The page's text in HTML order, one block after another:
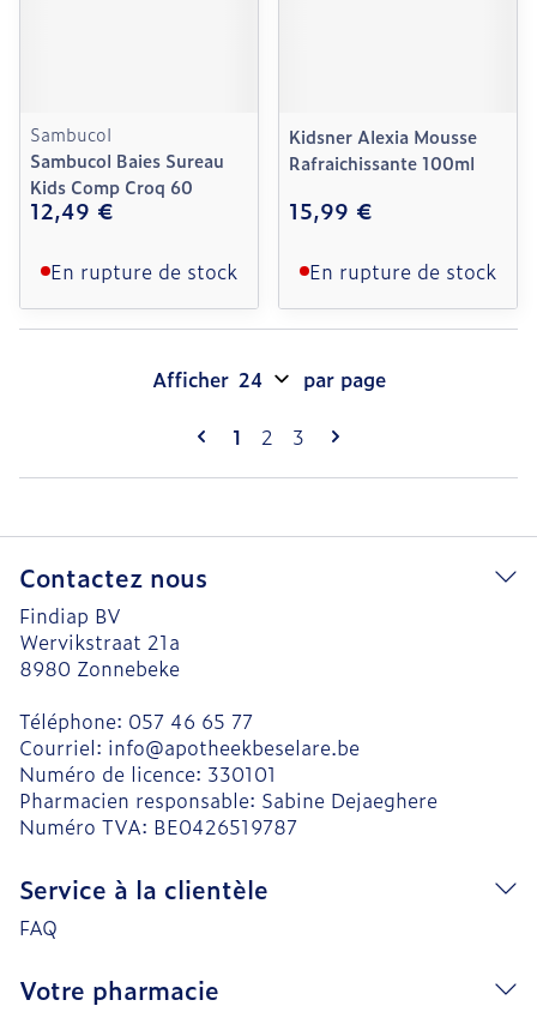
Sambucol
Sambucol Baies Sureau
Kids Comp Croq 60
12,49 €
En rupture de stock
Kidsner Alexia Mousse
Rafraichissante 100ml
15,99 €
En rupture de stock
Pages
Vous lisez actuellement la page
1 Page
2 Page
3
Afficher par page
Contactez nous
Findiap BV
Wervikstraat 21a
8980 Zonnebeke
Téléphone: 057 46 65 77
Courriel: info@apotheekbeselare.be
Numéro de licence: 330101
Pharmacien responsable: Sabine Dejaeghere
Numéro TVA: BE0426519787
Service à la clientèle
FAQ
Votre pharmacie